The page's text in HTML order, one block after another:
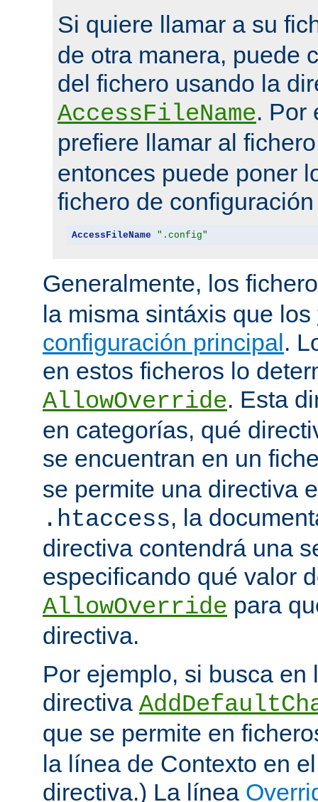
Si quiere llamar a su
de otra manera, puede
del fichero usando la
AccessFileName. Por
prefiere llamar al
entonces puede poner
fichero de
AccessFileName ".config"
Generalmente, los
la misma sintáxis que los
configuración principal.
en estos ficheros lo
AllowOverride. Esta
en categorías, qué
se encuentran en un
se permite una directiva
.htaccess, la
directiva contendrá una
especificando qué valor
AllowOverride para
directiva.
Por ejemplo, si busca en
directiva
que se permite en
la línea de Contexto en
directiva.) La línea